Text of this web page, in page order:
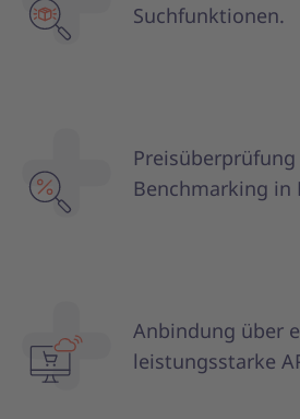
Suchfunktionen.
Benchmarking in
Anbindung über
leistungsstarke